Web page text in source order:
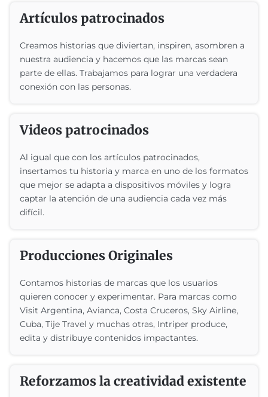
Artículos patrocinados
Creamos historias que diviertan, inspiren, asombren a
nuestra audiencia y hacemos que las marcas sean
parte de ellas. Trabajamos para lograr una verdadera
conexión con las personas.
Videos patrocinados
Al igual que con los artículos patrocinados,
insertamos tu historia y marca en uno de los formatos
que mejor se adapta a dispositivos móviles y logra
captar la atención de una audiencia cada vez más
difícil.
Producciones Originales
Contamos historias de marcas que los usuarios
quieren conocer y experimentar. Para marcas como
Visit Argentina, Avianca, Costa Cruceros, Sky Airline,
Cuba, Tije Travel y muchas otras, Intriper produce,
edita y distribuye contenidos impactantes.
Reforzamos la creatividad existente